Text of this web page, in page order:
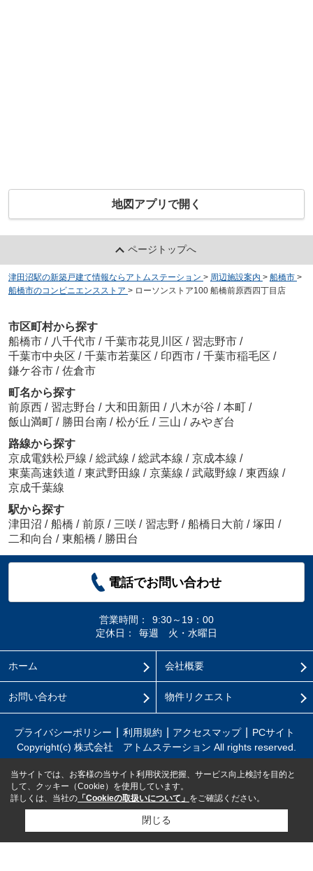
地図アプリで開く
ページトップへ
津田沼駅の新築戸建て情報ならアトムステーション > 周辺施設案内 > 船橋市 >
船橋市のコンビニエンスストア > ローソンストア100 船橋前原西四丁目店
市区町村から探す
船橋市 / 八千代市 / 千葉市花見川区 / 習志野市 /
千葉市中央区 / 千葉市若葉区 / 印西市 / 千葉市稲毛区 /
鎌ケ谷市 / 佐倉市
町名から探す
前原西 / 習志野台 / 大和田新田 / 八木が谷 / 本町 /
飯山満町 / 勝田台南 / 松が丘 / 三山 / みやぎ台
路線から探す
京成電鉄松戸線 / 総武線 / 総武本線 / 京成本線 /
東葉高速鉄道 / 東武野田線 / 京葉線 / 武蔵野線 / 東西線 /
京成千葉線
駅から探す
津田沼 / 船橋 / 前原 / 三咲 / 習志野 / 船橋日大前 / 塚田 /
二和向台 / 東船橋 / 勝田台
電話でお問い合わせ
営業時間：
9:30～19：00
定休日：
毎週 火・水曜日
ホーム 会社概要
お問い合わせ 物件リクエスト
プライバシーポリシー 利用規約 アクセスマップ
PCサイト
Copyright(c) 株式会社 アトムステーション All rights reserved.
当サイトでは、お客様の当サイト利用状況把握、サービス向上検討を目的と
して、クッキー（Cookie）を使用しています。
詳しくは、当社の 「Cookieの取扱いについて」 をご確認ください。
閉じる